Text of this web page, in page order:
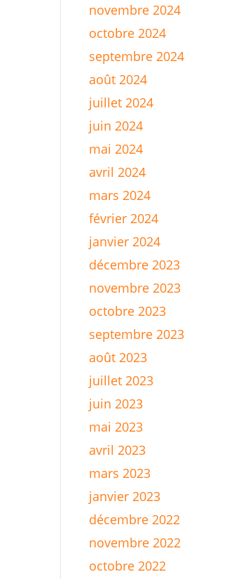
novembre 2024
octobre 2024
septembre 2024
août 2024
juillet 2024
juin 2024
mai 2024
avril 2024
mars 2024
février 2024
janvier 2024
décembre 2023
novembre 2023
octobre 2023
septembre 2023
août 2023
juillet 2023
juin 2023
mai 2023
avril 2023
mars 2023
janvier 2023
décembre 2022
novembre 2022
octobre 2022